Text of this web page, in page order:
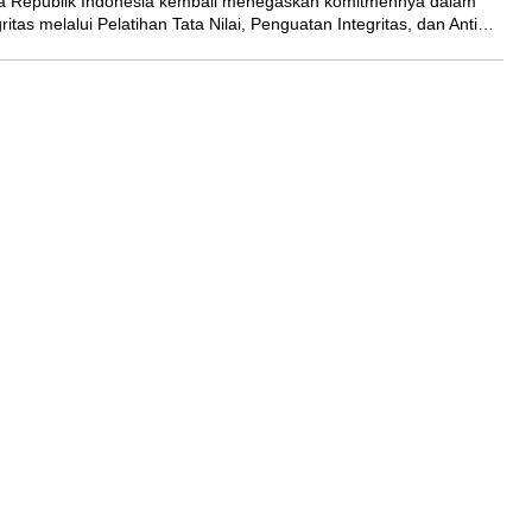
melalui Pelatihan Tata Nilai, Penguatan Integritas, dan Anti…